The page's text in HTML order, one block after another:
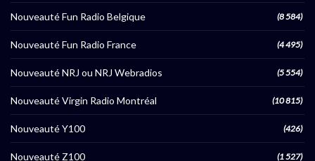
Nouveauté Fun Radio Belgique (8 584)
Nouveauté Fun Radio France (4 495)
Nouveauté NRJ ou NRJ Webradios (5 554)
Nouveauté Virgin Radio Montréal (10 815)
Nouveauté Y100 (426)
Nouveauté Z100 (1 527)